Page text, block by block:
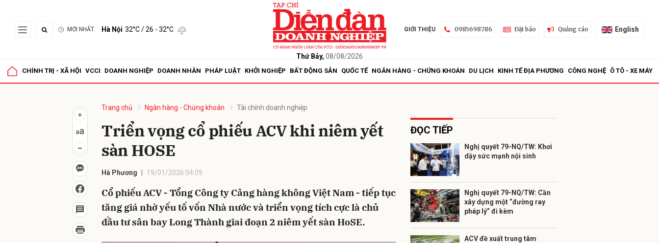
MỚI NHẤT Hà Nội 32°C/ 26 - 32°C
Thứ Bảy, 08/08/2026
GIỚI THIỆU 0985698786 Đặt báo Quảng cáo English
CHÍNH TRỊ - XÃ HỘI VCCI DOANH NGHIỆP DOANH NHÂN PHÁP LUẬT KHỞI NGHIỆP BẤT ĐỘNG SẢN QUỐC TẾ NGÂN HÀNG - CHỨNG KHOÁN DU LỊCH KINH TẾ ĐỊA PHƯƠNG CÔNG NGHỆ Ô TÔ - XE MÁY
Trang chủ Ngân hàng - Chứng khoán Tài chính doanh nghiệp
Triển vọng cổ phiếu ACV khi niêm yết
sàn HOSE
Hà Phương 19/01/2026 04:09
Cổ phiếu ACV - Tổng Công ty Cảng hàng không Việt Nam - tiếp tục
tăng giá nhờ yếu tố vốn Nhà nước và triển vọng tích cực là chủ
đầu tư sân bay Long Thành giai đoạn 2 niêm yết sàn HoSE.
ĐỌC TIẾP
Nghị quyết 79-NQ/TW: Khơi
dậy sức mạnh nội sinh
Nghị quyết 79-NQ/TW: Cần
xây dựng một “đường ray
pháp lý” đi kèm
ACV đề xuất trung tâm
Gửi